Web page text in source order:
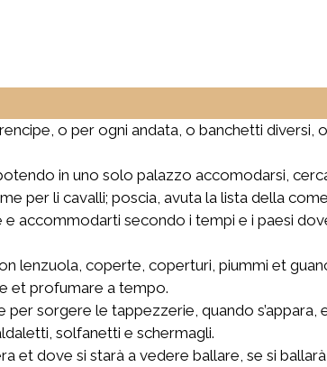
o per ogni andata, o banchetti diversi,
in uno solo palazzo accomodarsi,
per li cavalli; poscia, avuta la lista della
accommodarti secondo i tempi e i paesi
lenzuola, coperte, coperturi, piummi et
et profumare a tempo.
sorgere le tappezzerie, quando
solfanetti e schermagli.
et dove si starà a vedere ballare, se si